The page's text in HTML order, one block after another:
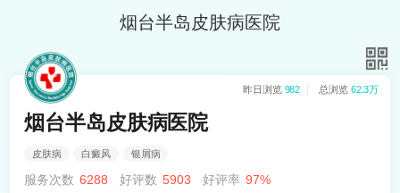
烟台半岛皮肤病医院
昨日浏览 982 总浏览 62.3万
烟台半岛皮肤病医院
皮肤病 白癜风 银屑病
服务次数 6288 好评数 5903 好评率 97%